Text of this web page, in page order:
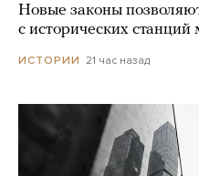
Новые законы
с исторических станций
ИСТОРИИ 21 час назад